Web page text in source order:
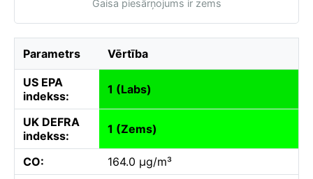
Gaisa piesārņojums ir zems
Parametrs Vērtība
US EPA
indekss:
1 (Labs)
UK DEFRA
indekss:
1 (Zems)
CO:
164.0 µg/m³